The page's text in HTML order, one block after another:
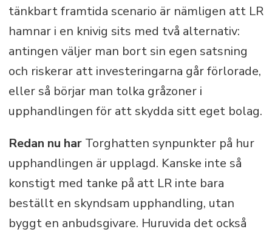
tänkbart framtida scenario är nämligen att LR
hamnar i en knivig sits med två alternativ:
antingen väljer man bort sin egen satsning
och riskerar att investeringarna går förlorade,
eller så börjar man tolka gråzoner i
upphandlingen för att skydda sitt eget bolag.
Redan nu harTorghatten synpunkter på hur
upphandlingen är upplagd. Kanske inte så
konstigt med tanke på att LR inte bara
beställt en skyndsam upphandling, utan
byggt en anbudsgivare. Huruvida det också